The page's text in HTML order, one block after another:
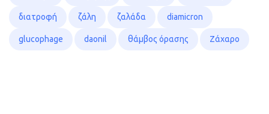
διατροφή ζάλη ζαλάδα diamicron
glucophage daonil θάμβος όρασης Ζάχαρο